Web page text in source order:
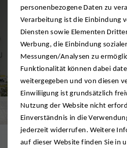
personenbezogene Daten zu
Verarbeitung ist die Einbindung
Diensten sowie Elementen
Werbung, die Einbindung
Messungen/Analysen zu
Funktionalität können dabei
weitergegeben und von diesen
Einwiliigung ist grundsätzlich
Nutzung der Website nicht
Einverständnis in die
jederzeit widerrufen. Weitere
auf dieser Website finden Sie in